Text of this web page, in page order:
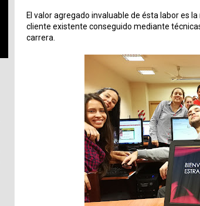
El valor agregado invaluable de ésta labor es
cliente existente conseguido mediante
carrera.